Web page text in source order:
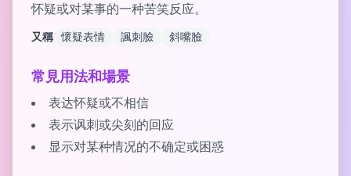
怀疑或对某事的一种苦笑反应。
又稱 懷疑表情 諷刺臉 斜嘴臉
常見用法和場景
表达怀疑或不相信
表示讽刺或尖刻的回应
显示对某种情况的不确定或困惑